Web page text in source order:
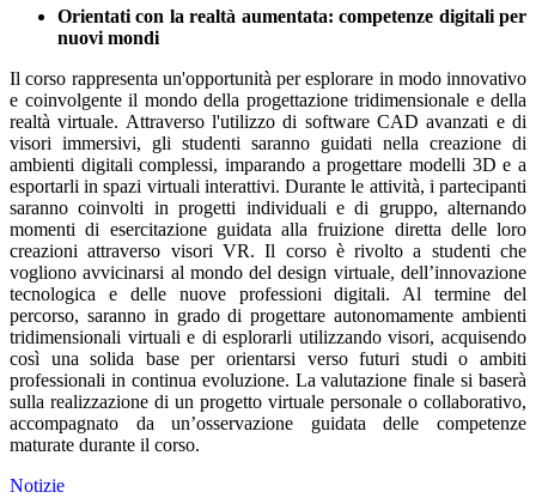
Orientati con la realtà aumentata: competenze digitali per
nuovi mondi
Il corso rappresenta un'opportunità per esplorare in modo innovativo
e coinvolgente il mondo della progettazione tridimensionale e della
realtà virtuale. Attraverso l'utilizzo di software CAD avanzati e di
visori immersivi, gli studenti saranno guidati nella creazione di
ambienti digitali complessi, imparando a progettare modelli 3D e a
esportarli in spazi virtuali interattivi. Durante le attività, i partecipanti
saranno coinvolti in progetti individuali e di gruppo, alternando
momenti di esercitazione guidata alla fruizione diretta delle loro
creazioni attraverso visori VR. Il corso è rivolto a studenti che
vogliono avvicinarsi al mondo del design virtuale, dell’innovazione
tecnologica e delle nuove professioni digitali. Al termine del
percorso, saranno in grado di progettare autonomamente ambienti
tridimensionali virtuali e di esplorarli utilizzando visori, acquisendo
così una solida base per orientarsi verso futuri studi o ambiti
professionali in continua evoluzione. La valutazione finale si baserà
sulla realizzazione di un progetto virtuale personale o collaborativo,
accompagnato da un’osservazione guidata delle competenze
maturate durante il corso.
Notizie